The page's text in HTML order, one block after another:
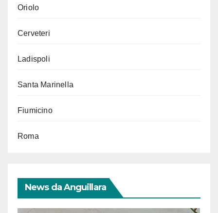
Oriolo
Cerveteri
Ladispoli
Santa Marinella
Fiumicino
Roma
News da Anguillara